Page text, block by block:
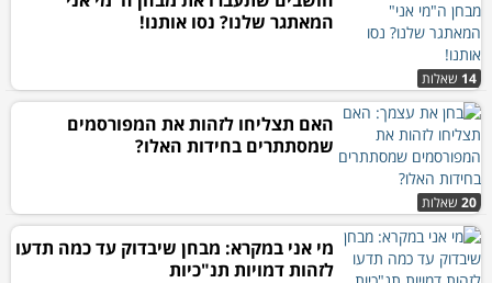
14 שאלות
המאתגר שלנו? נסו אותנו!
20 שאלות
האם תצליחו לזהות את המפורסמים
שמסתתרים בחידות האלו?
מי אני במקרא: מבחן שיבדוק עד כמה תדעו
לזהות דמויות תנ"כיות